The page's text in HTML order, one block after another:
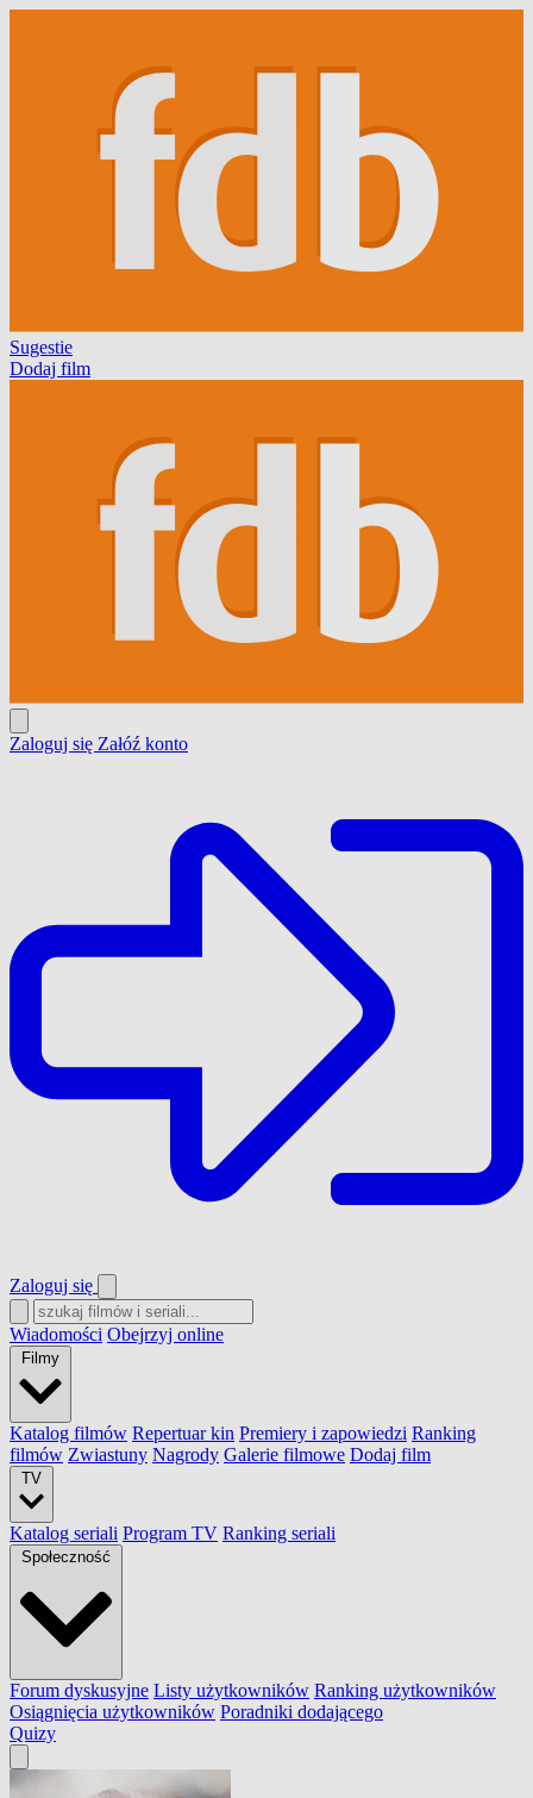
Sugestie
Dodaj film
Zaloguj się Załóź konto
Zaloguj się
Wiadomości Obejrzyj online
Filmy
Katalog filmów Repertuar kin Premiery i zapowiedzi Ranking
filmów Zwiastuny Nagrody Galerie filmowe Dodaj film
TV
Katalog seriali Program TV Ranking seriali
Społeczność
Forum dyskusyjne Listy użytkowników Ranking użytkowników
Osiągnięcia użytkowników Poradniki dodającego
Quizy